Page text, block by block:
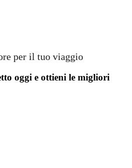
per il tuo viaggio
oggi e ottieni le migliori